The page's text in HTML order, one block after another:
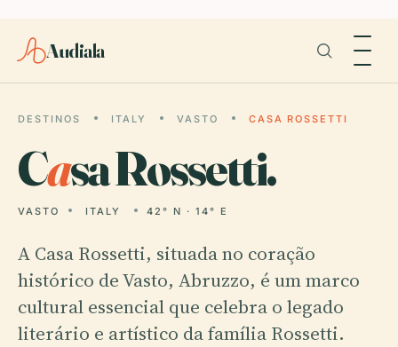
Audiala
DESTINOS ITALY VASTO CASA ROSSETTI
Casa Rossetti.
VASTO ITALY 42° N · 14° E
A Casa Rossetti, situada no coração
histórico de Vasto, Abruzzo, é um marco
cultural essencial que celebra o legado
literário e artístico da família Rossetti.